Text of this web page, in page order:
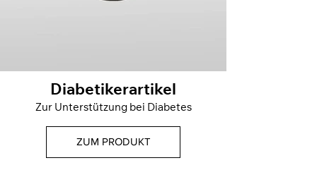
Diabetikerartikel
Zur Unterstützung bei Diabetes
ZUM PRODUKT